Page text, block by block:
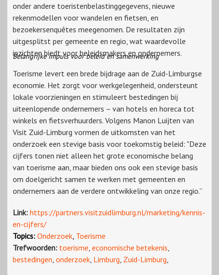
onder andere toeristenbelastinggegevens, nieuwe
rekenmodellen voor wandelen en fietsen, en
bezoekersenquêtes meegenomen. De resultaten zijn
uitgesplitst per gemeente en regio, wat waardevolle
inzichten biedt voor beleidsmakers en ondernemers.
Belangrijke impuls voor beleid en samenwerking
Toerisme levert een brede bijdrage aan de Zuid-Limburgse
economie. Het zorgt voor werkgelegenheid, ondersteunt
lokale voorzieningen en stimuleert bestedingen bij
uiteenlopende ondernemers – van hotels en horeca tot
winkels en fietsverhuurders. Volgens Manon Luijten van
Visit Zuid-Limburg vormen de uitkomsten van het
onderzoek een stevige basis voor toekomstig beleid: "Deze
cijfers tonen niet alleen het grote economische belang
van toerisme aan, maar bieden ons ook een stevige basis
om doelgericht samen te werken met gemeenten en
ondernemers aan de verdere ontwikkeling van onze regio.”
Link: https://partners.visitzuidlimburg.nl/marketing/kennis-
en-cijfers/
Topics: Onderzoek, Toerisme
Trefwoorden: toerisme, economische betekenis,
bestedingen, onderzoek, Limburg, Zuid-Limburg,